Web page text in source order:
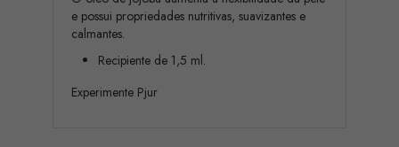
e possui propriedades nutritivas, suavizantes e
calmantes.
Recipiente de 1,5 ml.
Experimente Pjur